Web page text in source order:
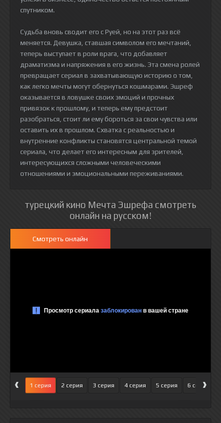
спутником.
Судьба вновь сводит его с Руей, но на этот раз всё
меняется. Девушка, ставшая символом его мечтаний,
теперь выступает в роли врага, что добавляет
драматизма и напряжения в его жизнь. Эта смена ролей
превращает сериал в захватывающую историю о том,
как легко мечты могут обернуться кошмарами. Эшреф
оказывается в ловушке своих эмоций и прочных
привязок к прошлому, и теперь ему предстоит
разобраться, стоит ли ему бороться за свои чувства или
оставить их в прошлом. Схватка с реальностью и
внутренние конфликты становятся центральной темой
сериала, что делает его интересным для зрителей,
интересующихся сложными человеческими
отношениями и эмоциональными переживаниями.
турецкий кино Мечта Эшрефа смотреть
онлайн на русском!
Смотреть онлайн
‹ 1 серия 2 серия 3 серия 4 серия 5 серия 6 серия
›